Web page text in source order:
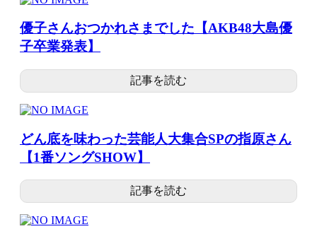
優子さんおつかれさまでした【AKB48大島優
子卒業発表】
記事を読む
どん底を味わった芸能人大集合SPの指原さん
【1番ソングSHOW】
記事を読む